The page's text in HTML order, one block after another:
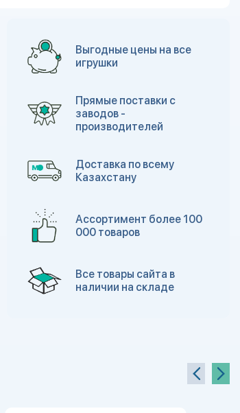
Выгодные цены на все
игрушки
Прямые поставки с
заводов -
производителей
Доставка по всему
Казахстану
Ассортимент более 100
000 товаров
Все товары сайта в
наличии на складе